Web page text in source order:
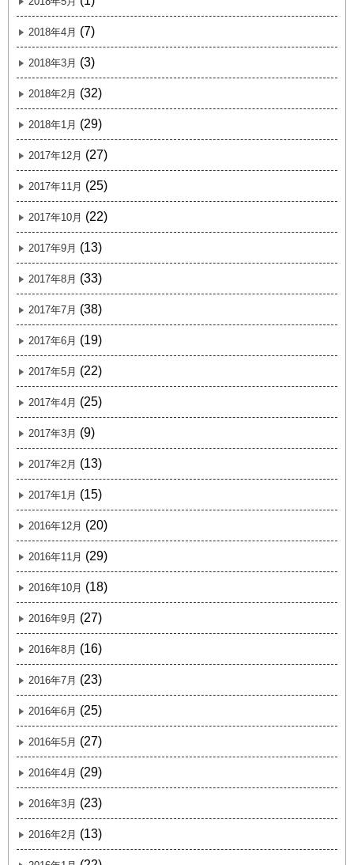
2018年4月 (7)
2018年3月 (3)
2018年2月 (32)
2018年1月 (29)
2017年12月 (27)
2017年11月 (25)
2017年10月 (22)
2017年9月 (13)
2017年8月 (33)
2017年7月 (38)
2017年6月 (19)
2017年5月 (22)
2017年4月 (25)
2017年3月 (9)
2017年2月 (13)
2017年1月 (15)
2016年12月 (20)
2016年11月 (29)
2016年10月 (18)
2016年9月 (27)
2016年8月 (16)
2016年7月 (23)
2016年6月 (25)
2016年5月 (27)
2016年4月 (29)
2016年3月 (23)
2016年2月 (13)